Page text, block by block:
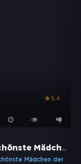
5.4
Das schönste Mädchen der Welt